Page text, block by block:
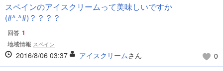
スペインのアイスクリームって美味しいですか
(#^.^#)？？？？
回答 1
地域情報 スペイン
2016/8/06 03:37 アイスクリームさん 0